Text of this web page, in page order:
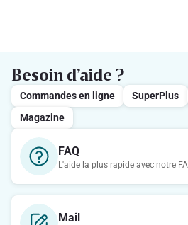
Besoin d’aide ?
Commandes en ligne SuperPlus
Magazine
FAQ
L'aide la plus rapide avec notre
Mail